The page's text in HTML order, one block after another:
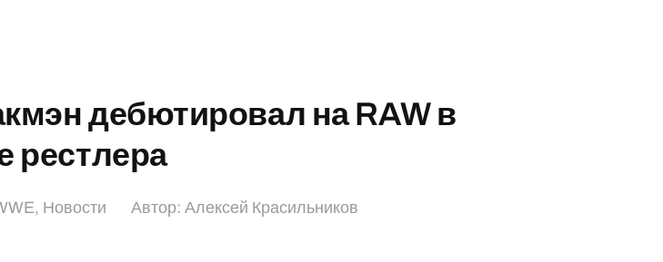
дебютировал на RAW в
рестлера
, Новости Автор:Алексей Красильников